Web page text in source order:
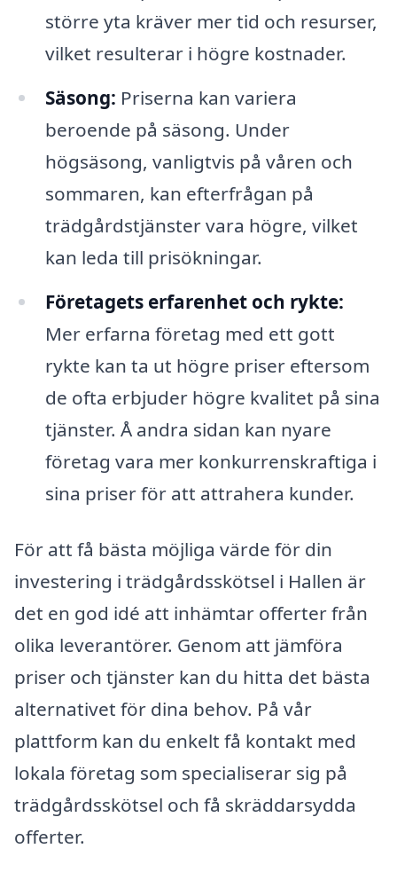
större yta kräver mer tid och resurser,
vilket resulterar i högre kostnader.
Säsong: Priserna kan variera
beroende på säsong. Under
högsäsong, vanligtvis på våren och
sommaren, kan efterfrågan på
trädgårdstjänster vara högre, vilket
kan leda till prisökningar.
Företagets erfarenhet och rykte:
Mer erfarna företag med ett gott
rykte kan ta ut högre priser eftersom
de ofta erbjuder högre kvalitet på sina
tjänster. Å andra sidan kan nyare
företag vara mer konkurrenskraftiga i
sina priser för att attrahera kunder.
För att få bästa möjliga värde för din
investering i trädgårdsskötsel i Hallen är
det en god idé att inhämtar offerter från
olika leverantörer. Genom att jämföra
priser och tjänster kan du hitta det bästa
alternativet för dina behov. På vår
plattform kan du enkelt få kontakt med
lokala företag som specialiserar sig på
trädgårdsskötsel och få skräddarsydda
offerter.